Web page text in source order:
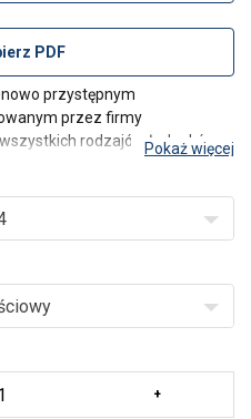
PDF
przystępnym
przez firmy
rodzajów ładunków.
bezpieczeństwo. Uchwyt jest
Pokaż więcej